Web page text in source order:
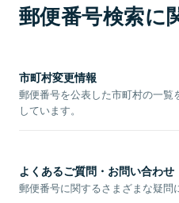
郵便番号検索に
市町村変更情報
郵便番号を公表した市町村の一覧
しています。
よくあるご質問・お問い合わせ
郵便番号に関するさまざまな疑問